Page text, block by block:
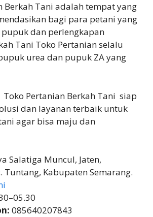
Berkah Tani adalah tempat yang
bagi para petani yang
dan perlengkapan
Tani Toko Pertanian selalu
urea dan pupuk ZA yang
Pertanian Berkah Tani siap
dan layanan terbaik untuk
agar bisa maju dan
Salatiga Muncul, Jaten,
Tuntang, Kabupaten Semarang.
085640207843